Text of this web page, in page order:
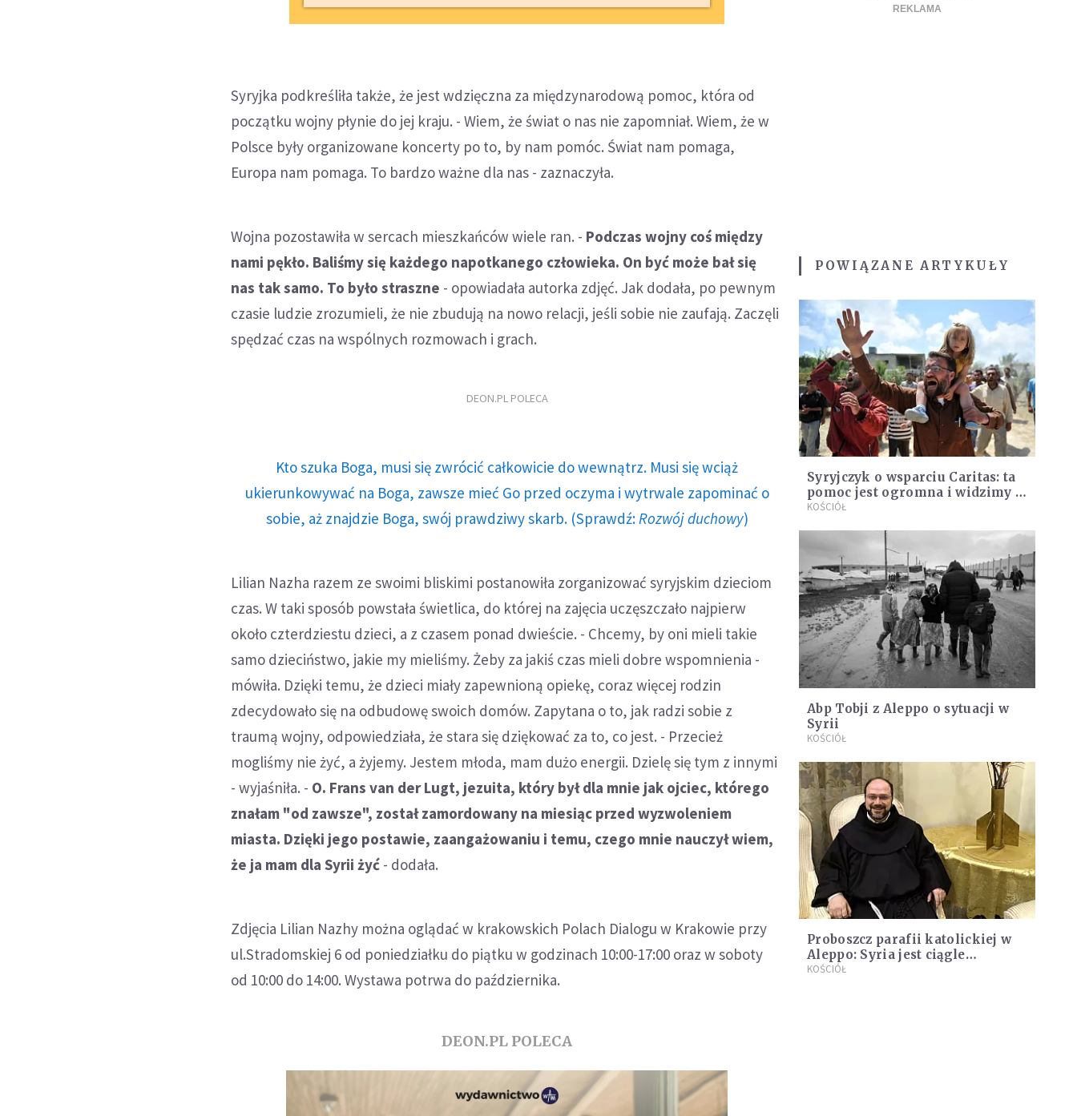
Syryjka podkreśliła także, że jest wdzięczna za międzynarodową pomoc, która od
początku wojny płynie do jej kraju. - Wiem, że świat o nas nie zapomniał. Wiem, że w
Polsce były organizowane koncerty po to, by nam pomóc. Świat nam pomaga,
Europa nam pomaga. To bardzo ważne dla nas - zaznaczyła.
Wojna pozostawiła w sercach mieszkańców wiele ran. - Podczas wojny coś między
nami pękło. Baliśmy się każdego napotkanego człowieka. On być może bał się
nas tak samo. To było straszne - opowiadała autorka zdjęć. Jak dodała, po pewnym
czasie ludzie zrozumieli, że nie zbudują na nowo relacji, jeśli sobie nie zaufają. Zaczęli
spędzać czas na wspólnych rozmowach i grach.
DEON.PL POLECA
Kto szuka Boga, musi się zwrócić całkowicie do wewnątrz. Musi się wciąż
ukierunkowywać na Boga, zawsze mieć Go przed oczyma i wytrwale zapominać o
sobie, aż znajdzie Boga, swój prawdziwy skarb. (Sprawdź: Rozwój duchowy)
Lilian Nazha razem ze swoimi bliskimi postanowiła zorganizować syryjskim dzieciom
czas. W taki sposób powstała świetlica, do której na zajęcia uczęszczało najpierw
około czterdziestu dzieci, a z czasem ponad dwieście. - Chcemy, by oni mieli takie
samo dzieciństwo, jakie my mieliśmy. Żeby za jakiś czas mieli dobre wspomnienia -
mówiła. Dzięki temu, że dzieci miały zapewnioną opiekę, coraz więcej rodzin
zdecydowało się na odbudowę swoich domów. Zapytana o to, jak radzi sobie z
traumą wojny, odpowiedziała, że stara się dziękować za to, co jest. - Przecież
mogliśmy nie żyć, a żyjemy. Jestem młoda, mam dużo energii. Dzielę się tym z innymi
- wyjaśniła. - O. Frans van der Lugt, jezuita, który był dla mnie jak ojciec, którego
znałam "od zawsze", został zamordowany na miesiąc przed wyzwoleniem
miasta. Dzięki jego postawie, zaangażowaniu i temu, czego mnie nauczył wiem,
że ja mam dla Syrii żyć - dodała.
Zdjęcia Lilian Nazhy można oglądać w krakowskich Polach Dialogu w Krakowie przy
ul.Stradomskiej 6 od poniedziałku do piątku w godzinach 10:00-17:00 oraz w soboty
od 10:00 do 14:00. Wystawa potrwa do października.
DEON.PL POLECA
POWIĄZANE ARTYKUŁY
Syryjczyk o wsparciu Caritas: ta
pomoc jest ogromna i widzimy ją
każdego dnia
KOŚCIÓŁ
Abp Tobji z Aleppo o sytuacji w
Syrii
KOŚCIÓŁ
Proboszcz parafii katolickiej w
Aleppo: Syria jest ciągle
miejscem walk, ale ludzie nie
KOŚCIÓŁ